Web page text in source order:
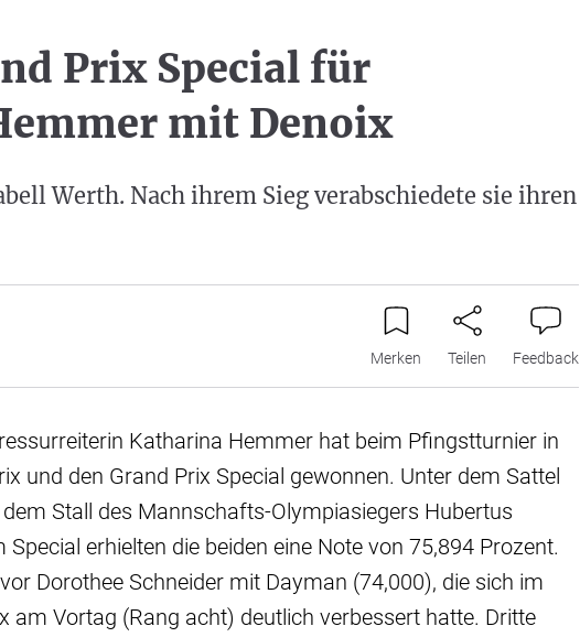
Prix Special für
mit Denoix
Werth. Nach ihrem Sieg verabschiedete sie ihren
Merken Teilen Feedback
Katharina Hemmer hat beim Pfingstturnier in
und den Grand Prix Special gewonnen. Unter dem Sattel
Stall des Mannschafts-Olympiasiegers Hubertus
erhielten die beiden eine Note von 75,894 Prozent.
Dorothee Schneider mit Dayman (74,000), die sich im
am Vortag (Rang acht) deutlich verbessert hatte. Dritte